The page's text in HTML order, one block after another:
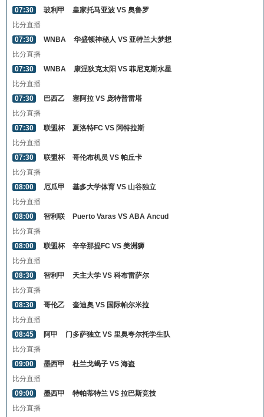
07:30
玻利甲
皇家托马亚波 VS 奥鲁罗
比分直播
07:30
WNBA
华盛顿神秘人 VS 亚特兰大梦想
比分直播
07:30
WNBA
康涅狄克太阳 VS 菲尼克斯水星
比分直播
07:30
巴西乙
塞阿拉 VS 庞特普雷塔
比分直播
07:30
联盟杯
夏洛特FC VS 阿特拉斯
比分直播
07:30
联盟杯
哥伦布机员 VS 帕丘卡
比分直播
08:00
厄瓜甲
基多大学体育 VS 山谷独立
比分直播
08:00
智利联
Puerto Varas VS ABA Ancud
比分直播
08:00
联盟杯
辛辛那提FC VS 美洲狮
比分直播
08:30
智利甲
天主大学 VS 科布雷萨尔
比分直播
08:30
哥伦乙
奎迪奥 VS 国际帕尔米拉
比分直播
08:45
阿甲
门多萨独立 VS 里奥夸尔托学生队
比分直播
09:00
墨西甲
杜兰戈蝎子 VS 海盗
比分直播
09:00
墨西甲
特帕蒂特兰 VS 拉巴斯竞技
比分直播